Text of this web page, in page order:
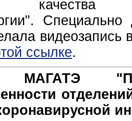
качества
видеозапись
ссылке.
МАГАТЭ